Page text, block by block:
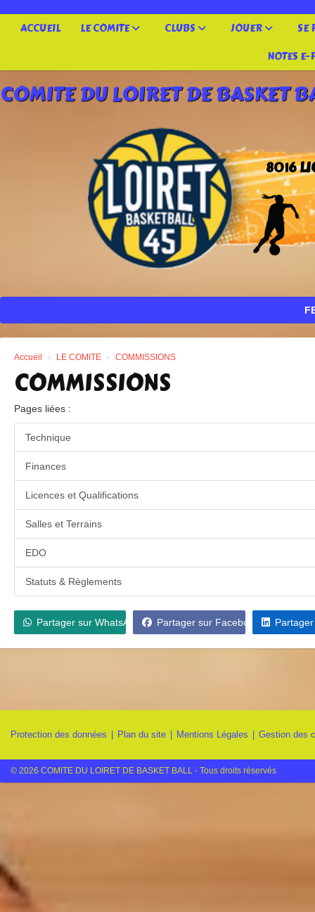
ACCUEIL LE COMITE CLUBS JOUER
SE
NOTES E-
COMITE DU LOIRET DE BASKET
8016
FETE
Accueil LE COMITE COMMISSIONS
COMMISSIONS
Pages liées :
Technique
Finances
Licences et Qualifications
Salles et Terrains
EDO
Statuts & Règlements
Partager sur WhatsApp Partager sur Facebook
Protection des données Plan du site Mentions Légales Gestion des
© 2026 COMITE DU LOIRET DE BASKET BALL - Tous droits réservés